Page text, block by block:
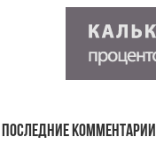
Последние комментарии